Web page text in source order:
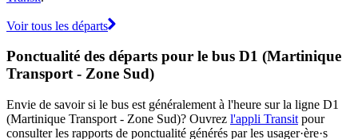
Voir tous les départs
Ponctualité des départs pour le bus D1 (Martinique
Transport - Zone Sud)
Envie de savoir si le bus est généralement à l'heure sur la ligne D1
(Martinique Transport - Zone Sud)? Ouvrez l'appli Transit pour
consulter les rapports de ponctualité générés par les usager·ère·s